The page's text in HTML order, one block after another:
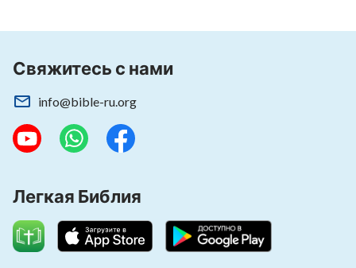
Свяжитесь с нами
info@bible-ru.org
Легкая Библия